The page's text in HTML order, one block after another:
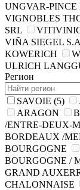
UNGVAR-PINCE
VIGNOBLES
SRL
VIÑA SIEGEL
KOWERICH
ULRICH
Регион
SAVOIE (5)
ARAGON
/ENTRE-DEUX-
BORDEAUX /
BOURGOGNE
BOURGOGNE /
GRAND
CHALONNAISE